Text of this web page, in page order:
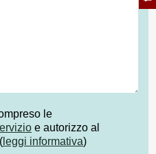
le
e autorizzo al
leggi informativa)